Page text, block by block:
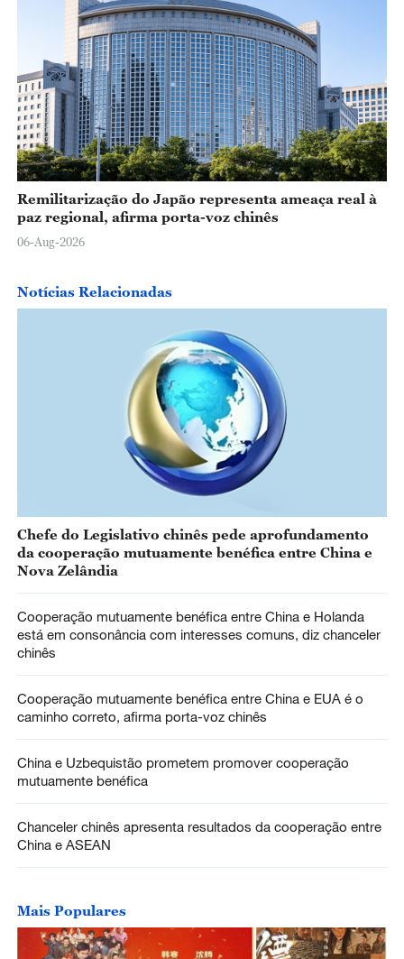
Remilitarização do Japão representa ameaça real à
paz regional, afirma porta-voz chinês
06-Aug-2026
Notícias Relacionadas
Chefe do Legislativo chinês pede aprofundamento
da cooperação mutuamente benéfica entre China e
Nova Zelândia
Cooperação mutuamente benéfica entre China e Holanda
está em consonância com interesses comuns, diz chanceler
chinês
Cooperação mutuamente benéfica entre China e EUA é o
caminho correto, afirma porta-voz chinês
China e Uzbequistão prometem promover cooperação
mutuamente benéfica
Chanceler chinês apresenta resultados da cooperação entre
China e ASEAN
Mais Populares